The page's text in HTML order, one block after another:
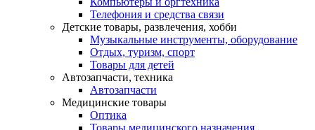
Телефония и средства связи
Детские товары, развлечения, хобби
Музыкальные инструменты, оборудование
Отдых, туризм, спорт
Товары для детей
Автозапчасти, техника
Автозапчасти
Медицинские товары
Оптика
Товары медицинского назначения